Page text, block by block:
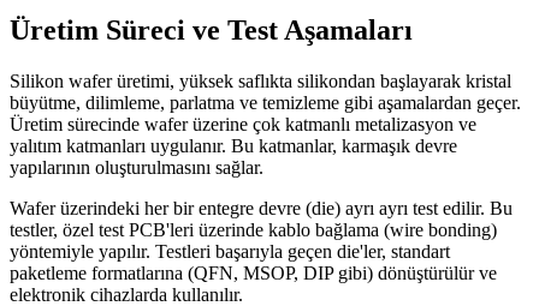
Üretim Süreci ve Test Aşamaları
Silikon wafer üretimi, yüksek saflıkta silikondan başlayarak kristal
büyütme, dilimleme, parlatma ve temizleme gibi aşamalardan geçer.
Üretim sürecinde wafer üzerine çok katmanlı metalizasyon ve
yalıtım katmanları uygulanır. Bu katmanlar, karmaşık devre
yapılarının oluşturulmasını sağlar.
Wafer üzerindeki her bir entegre devre (die) ayrı ayrı test edilir. Bu
testler, özel test PCB'leri üzerinde kablo bağlama (wire bonding)
yöntemiyle yapılır. Testleri başarıyla geçen die'ler, standart
paketleme formatlarına (QFN, MSOP, DIP gibi) dönüştürülür ve
elektronik cihazlarda kullanılır.